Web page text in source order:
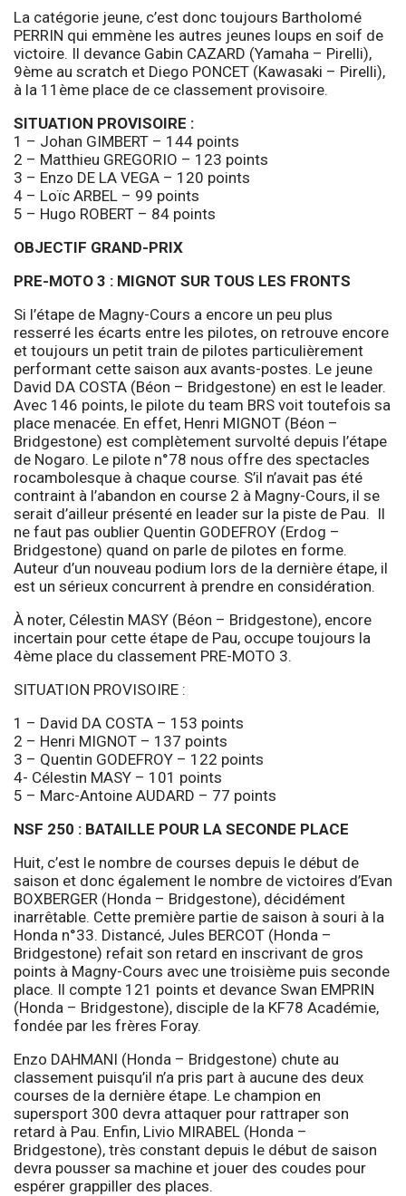
La catégorie jeune, c’est donc toujours Bartholomé
PERRIN qui emmène les autres jeunes loups en soif de
victoire. Il devance Gabin CAZARD (Yamaha – Pirelli),
9ème au scratch et Diego PONCET (Kawasaki – Pirelli),
à la 11ème place de ce classement provisoire.
SITUATION PROVISOIRE :
1 – Johan GIMBERT – 144 points
2 – Matthieu GREGORIO – 123 points
3 – Enzo DE LA VEGA – 120 points
4 – Loïc ARBEL – 99 points
5 – Hugo ROBERT – 84 points
OBJECTIF GRAND-PRIX
PRE-MOTO 3 : MIGNOT SUR TOUS LES FRONTS
Si l’étape de Magny-Cours a encore un peu plus
resserré les écarts entre les pilotes, on retrouve encore
et toujours un petit train de pilotes particulièrement
performant cette saison aux avants-postes. Le jeune
David DA COSTA (Béon – Bridgestone) en est le leader.
Avec 146 points, le pilote du team BRS voit toutefois sa
place menacée. En effet, Henri MIGNOT (Béon –
Bridgestone) est complètement survolté depuis l’étape
de Nogaro. Le pilote n°78 nous offre des spectacles
rocambolesque à chaque course. S’il n’avait pas été
contraint à l’abandon en course 2 à Magny-Cours, il se
serait d’ailleur présenté en leader sur la piste de Pau. Il
ne faut pas oublier Quentin GODEFROY (Erdog –
Bridgestone) quand on parle de pilotes en forme.
Auteur d’un nouveau podium lors de la dernière étape, il
est un sérieux concurrent à prendre en considération.
À noter, Célestin MASY (Béon – Bridgestone), encore
incertain pour cette étape de Pau, occupe toujours la
4ème place du classement PRE-MOTO 3.
SITUATION PROVISOIRE :
1 – David DA COSTA – 153 points
2 – Henri MIGNOT – 137 points
3 – Quentin GODEFROY – 122 points
4- Célestin MASY – 101 points
5 – Marc-Antoine AUDARD – 77 points
NSF 250 : BATAILLE POUR LA SECONDE PLACE
Huit, c’est le nombre de courses depuis le début de
saison et donc également le nombre de victoires d’Evan
BOXBERGER (Honda – Bridgestone), décidément
inarrêtable. Cette première partie de saison à souri à la
Honda n°33. Distancé, Jules BERCOT (Honda –
Bridgestone) refait son retard en inscrivant de gros
points à Magny-Cours avec une troisième puis seconde
place. Il compte 121 points et devance Swan EMPRIN
(Honda – Bridgestone), disciple de la KF78 Académie,
fondée par les frères Foray.
Enzo DAHMANI (Honda – Bridgestone) chute au
classement puisqu’il n’a pris part à aucune des deux
courses de la dernière étape. Le champion en
supersport 300 devra attaquer pour rattraper son
retard à Pau. Enfin, Livio MIRABEL (Honda –
Bridgestone), très constant depuis le début de saison
devra pousser sa machine et jouer des coudes pour
espérer grappiller des places.